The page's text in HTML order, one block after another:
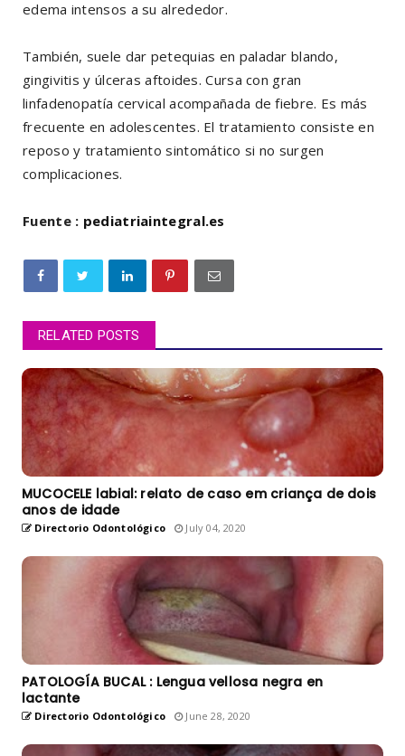
edema intensos a su alrededor.
También, suele dar petequias en paladar blando,
gingivitis y úlceras aftoides. Cursa con gran
linfadenopatía cervical acompañada de fiebre. Es más
frecuente en adolescentes. El tratamiento consiste en
reposo y tratamiento sintomático si no surgen
complicaciones.
Fuente : pediatriaintegral.es
RELATED POSTS
MUCOCELE labial: relato de caso em criança de dois
anos de idade
Directorio Odontológico July 04, 2020
PATOLOGÍA BUCAL : Lengua vellosa negra en
lactante
Directorio Odontológico June 28, 2020